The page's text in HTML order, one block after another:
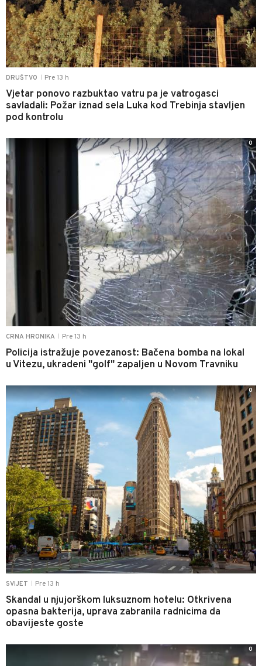
DRUŠTVO Pre 13 h
Vjetar ponovo razbuktao vatru pa je vatrogasci
savladali: Požar iznad sela Luka kod Trebinja stavljen
pod kontrolu
CRNA HRONIKA Pre 13 h
Policija istražuje povezanost: Bačena bomba na lokal
u Vitezu, ukradeni "golf" zapaljen u Novom Travniku
0
SVIJET Pre 13 h
Skandal u njujorškom luksuznom hotelu: Otkrivena
opasna bakterija, uprava zabranila radnicima da
obavijeste goste
0
0